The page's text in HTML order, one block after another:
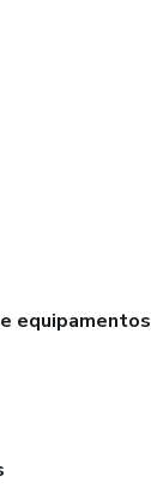
equipamentos